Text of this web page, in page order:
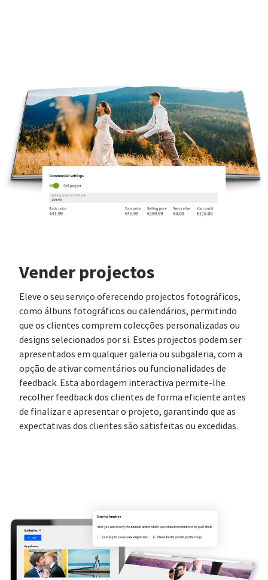
Vender projectos
Eleve o seu serviço oferecendo projectos fotográficos,
como álbuns fotográficos ou calendários, permitindo
que os clientes comprem colecções personalizadas ou
designs selecionados por si. Estes projectos podem ser
apresentados em qualquer galeria ou subgaleria, com a
opção de ativar comentários ou funcionalidades de
feedback. Esta abordagem interactiva permite-lhe
recolher feedback dos clientes de forma eficiente antes
de finalizar e apresentar o projeto, garantindo que as
expectativas dos clientes são satisfeitas ou excedidas.